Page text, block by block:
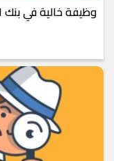
وظيفة خالية في بنك